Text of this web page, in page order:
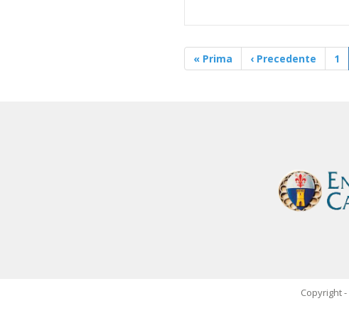
« Prima ‹ Precedente 1
Copyright -